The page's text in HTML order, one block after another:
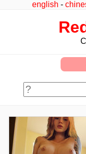
english -